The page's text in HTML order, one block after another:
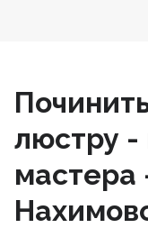
люстру -
мастера